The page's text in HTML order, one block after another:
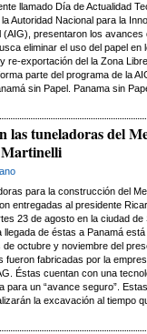
llamado Día de Actualidad
Autoridad Nacional para la
(AIG), presentaron los avances
eliminar el uso del papel en
re-exportación del la Zona
parte del programa de la
sin Papel. Panama sin
las tuneladoras del
para la construcción del
entregadas al presidente
23 de agosto en la ciudad de
llegada de éstas a Panamá
octubre y noviembre del
fueron fabricadas por la
Éstas cuentan con una
para un “avance seguro”. Estas
la excavación al tiempo